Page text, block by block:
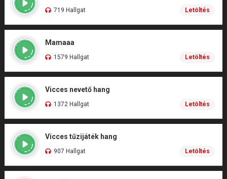
719 Hallgat Letöltés
Mamaaa
1579 Hallgat Letöltés
Vicces nevető hang
1372 Hallgat Letöltés
Vicces tűzijáték hang
907 Hallgat Letöltés